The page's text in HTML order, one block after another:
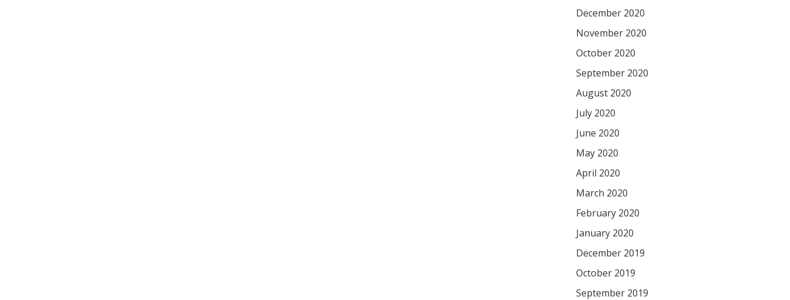
December 2020
November 2020
October 2020
September 2020
August 2020
July 2020
June 2020
May 2020
April 2020
March 2020
February 2020
January 2020
December 2019
October 2019
September 2019